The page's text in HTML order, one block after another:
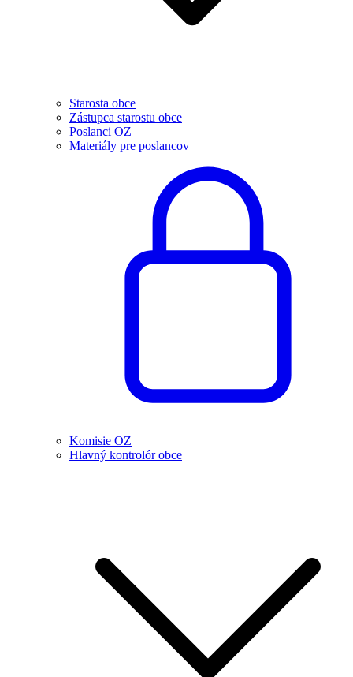
Starosta obce
Zástupca starostu obce
Poslanci OZ
Materiály pre poslancov
Komisie OZ
Hlavný kontrolór obce